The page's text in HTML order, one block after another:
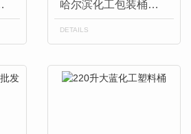
厂家 哈尔滨化工包装桶批发
DETAILS